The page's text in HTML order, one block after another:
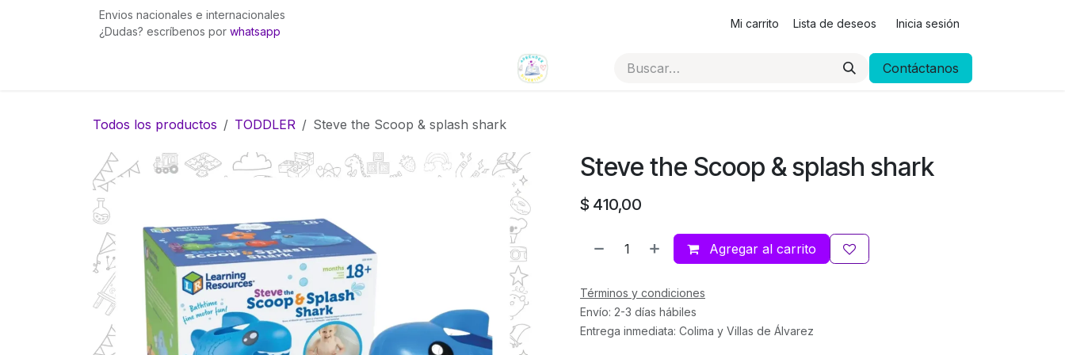
Envios nacionales e internacionales
¿Dudas? escríbenos por whatsapp
Mi carrito Lista de deseos Inicia sesión
Tienda por categorías Contáctanos
Todos los productos TODDLER Steve the Scoop & splash shark
Steve the Scoop & splash shark
$ 410,00
Agregar al carrito
Términos y condiciones
Envío: 2-3 días hábiles
Entrega inmediata: Colima y Villas de Álvarez